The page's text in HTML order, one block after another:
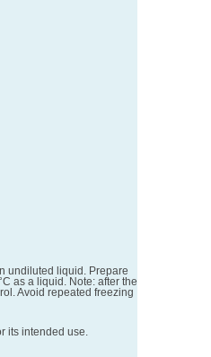
undiluted liquid. Prepare
as a liquid. Note: after the
Avoid repeated freezing
its intended use.